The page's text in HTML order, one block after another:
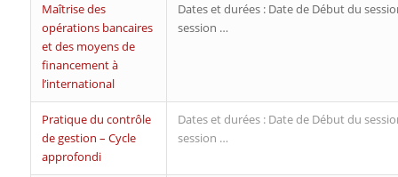
Maîtrise des
opérations bancaires
et des moyens de
financement à
l’international
Dates et durées : Date de Début du
session …
Pratique du contrôle
de gestion – Cycle
approfondi
Dates et durées : Date de Début du
session …